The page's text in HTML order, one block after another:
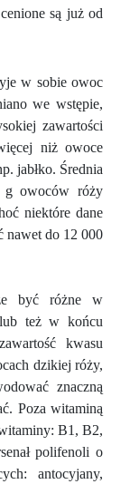
są już od
w sobie owoc
we wstępie,
zawartości
niż owoce
jabłko. Średnia
g owoców róży
niektóre dane
nawet do 12 000
być różne w
też w końcu
kwasu
dzikiej róży,
znaczną
Poza witaminą
B1, B2,
polifenoli o
antocyjany,